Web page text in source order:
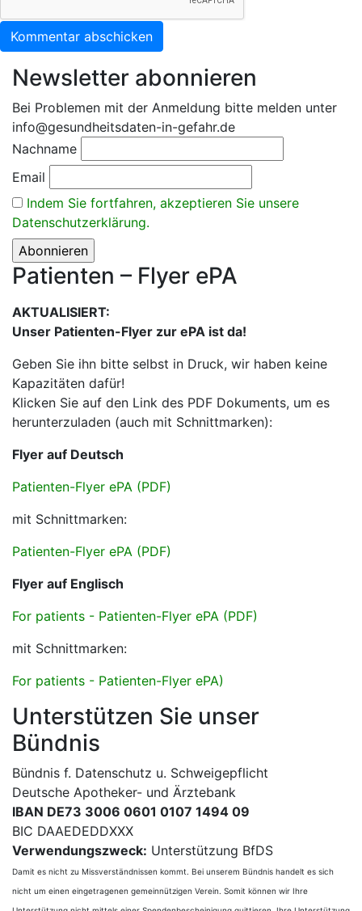
Newsletter abonnieren
Bei Problemen mit der Anmeldung bitte melden unter
info@gesundheitsdaten-in-gefahr.de
Nachname
Email
Indem Sie fortfahren, akzeptieren Sie unsere
Datenschutzerklärung.
Patienten – Flyer ePA
AKTUALISIERT:
Unser Patienten-Flyer zur ePA ist da!
Geben Sie ihn bitte selbst in Druck, wir haben keine
Kapazitäten dafür!
Klicken Sie auf den Link des PDF Dokuments, um es
herunterzuladen (auch mit Schnittmarken):
Flyer auf Deutsch
Patienten-Flyer ePA (PDF)
mit Schnittmarken:
Patienten-Flyer ePA (PDF)
Flyer auf Englisch
For patients - Patienten-Flyer ePA (PDF)
mit Schnittmarken:
For patients - Patienten-Flyer ePA)
Unterstützen Sie unser
Bündnis
Bündnis f. Datenschutz u. Schweigepflicht
Deutsche Apotheker- und Ärztebank
IBAN DE73 3006 0601 0107 1494 09
BIC DAAEDEDDXXX
Verwendungszweck: Unterstützung BfDS
Damit es nicht zu Missverständnissen kommt. Bei unserem Bündnis handelt es sich
nicht um einen eingetragenen gemeinnützigen Verein. Somit können wir Ihre